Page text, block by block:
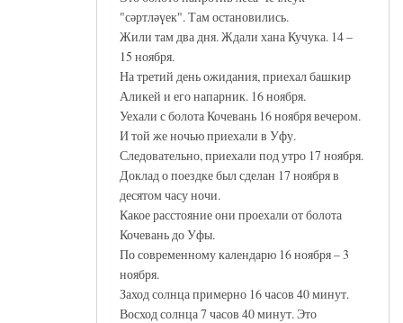
"сәртләүек". Там остановились.
Жили там два дня. Ждали хана Кучука. 14 –
15 ноября.
На третий день ожидания, приехал башкир
Аликей и его напарник. 16 ноября.
Уехали с болота Кочевань 16 ноября вечером.
И той же ночью приехали в Уфу.
Следовательно, приехали под утро 17 ноября.
Доклад о поездке был сделан 17 ноября в
десятом часу ночи.
Какое расстояние они проехали от болота
Кочевань до Уфы.
По современному календарю 16 ноября – 3
ноября.
Заход солнца примерно 16 часов 40 минут.
Восход солнца 7 часов 40 минут. Это